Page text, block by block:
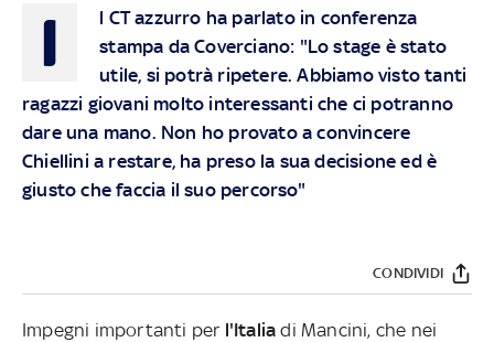
I
l CT azzurro ha parlato in conferenza
stampa da Coverciano: "Lo stage è stato
utile, si potrà ripetere. Abbiamo visto tanti
ragazzi giovani molto interessanti che ci potranno
dare una mano. Non ho provato a convincere
Chiellini a restare, ha preso la sua decisione ed è
giusto che faccia il suo percorso"
CONDIVIDI
Impegni importanti per l'Italiadi Mancini, che nei